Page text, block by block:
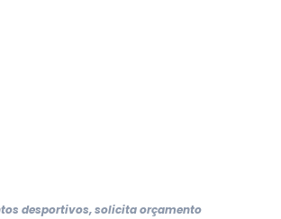
desportivos, solicita orçamento